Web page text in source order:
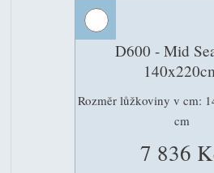
D600 - Mid
Rozměr lůžkoviny v cm:
cm
7 836